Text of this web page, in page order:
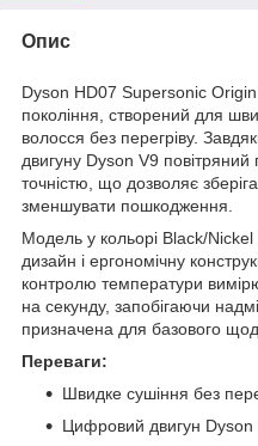
Опис
Dyson HD07 Supersonic
покоління, створений для
волосся без перегріву.
двигуну Dyson V9 повітряний
точністю, що дозволяє
зменшувати пошкодження.
Модель у кольорі Black/
дизайн і ергономічну
контролю температури
на секунду, запобігаючи
призначена для базового
Переваги:
Швидке сушіння без
Цифровий двигун Dyson